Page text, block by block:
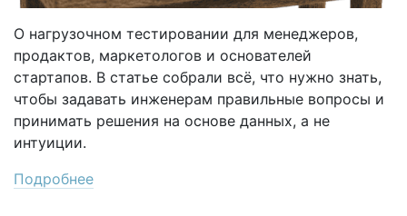
О нагрузочном тестировании для менеджеров,
продактов, маркетологов и основателей
стартапов. В статье собрали всё, что нужно знать,
чтобы задавать инженерам правильные вопросы и
принимать решения на основе данных, а не
интуиции.
Подробнее